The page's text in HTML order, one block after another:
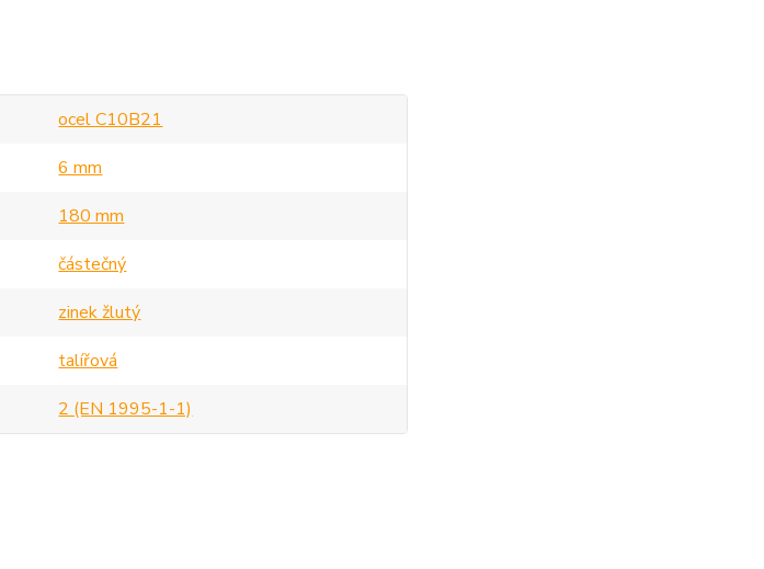
ocel C10B21
6 mm
180 mm
částečný
zinek žlutý
talířová
2 (EN 1995-1-1)